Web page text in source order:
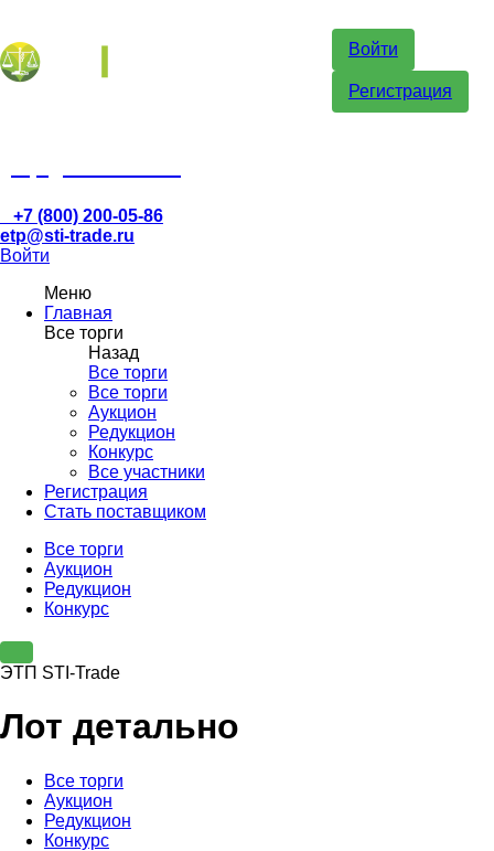
Войти
Регистрация
+7 (800) 200-05-86
etp@sti-trade.ru
Войти
Меню
Главная
Все торги
Назад
Все торги
Все торги
Аукцион
Редукцион
Конкурс
Все участники
Регистрация
Стать поставщиком
Все торги
Аукцион
Редукцион
Конкурс
ЭТП STI-Trade
Лот детально
Все торги
Аукцион
Редукцион
Конкурс